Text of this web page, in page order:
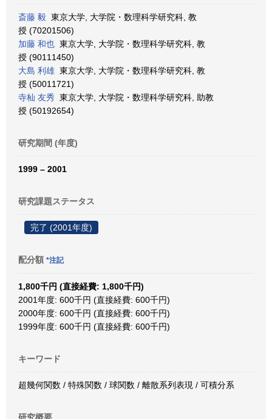
斎藤 毅 東京大学, 大学院・数理科学研究科, 教
授 (70201506)
加藤 和也 東京大学, 大学院・数理科学研究科, 教
授 (90111450)
大島 利雄 東京大学, 大学院・数理科学研究科, 教
授 (50011721)
寺杣 友秀 東京大学, 大学院・数理科学研究科, 助教
授 (50192654)
研究期間 (年度)
1999 – 2001
研究課題ステータス
完了 (2001年度)
配分額 *注記
1,800千円 (直接経費: 1,800千円)
2001年度: 600千円 (直接経費: 600千円)
2000年度: 600千円 (直接経費: 600千円)
1999年度: 600千円 (直接経費: 600千円)
キーワード
超幾何関数 / 特殊関数 / 球関数 / 離散系列表現 / 可積分系